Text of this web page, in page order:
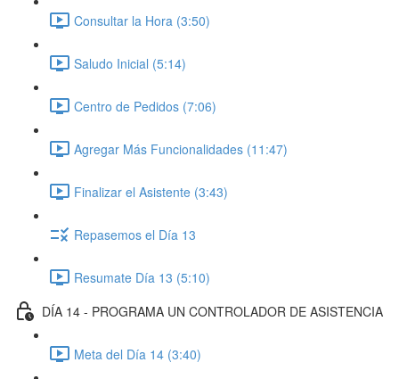
Consultar la Hora (3:50)
Saludo Inicial (5:14)
Centro de Pedidos (7:06)
Agregar Más Funcionalidades (11:47)
Finalizar el Asistente (3:43)
Repasemos el Día 13
Resumate Día 13 (5:10)
DÍA 14 - PROGRAMA UN CONTROLADOR DE ASISTENCIA
Meta del Día 14 (3:40)